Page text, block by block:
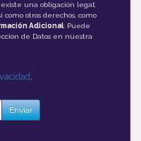
una obligación legal;
como otros derechos, como
Adicional: Puede
de Datos en nuestra
.
Enviar